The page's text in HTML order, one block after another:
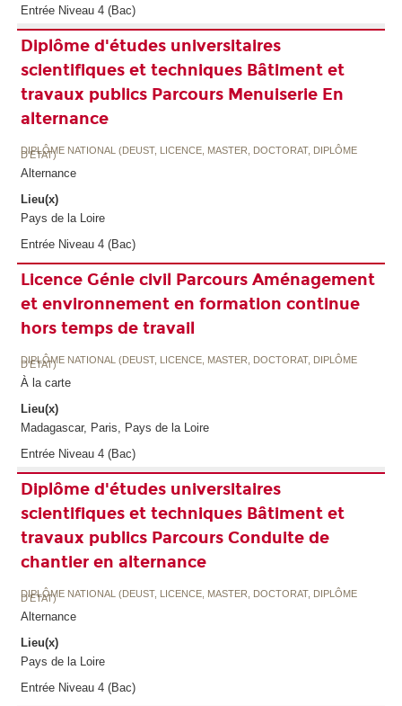
Entrée Niveau 4 (Bac)
Diplôme d'études universitaires
scientifiques et techniques Bâtiment et
travaux publics Parcours Menuiserie En
alternance
DIPLÔME NATIONAL (DEUST, LICENCE, MASTER, DOCTORAT, DIPLÔME
D'ETAT)
Alternance
Lieu(x)
Pays de la Loire
Entrée Niveau 4 (Bac)
Licence Génie civil Parcours Aménagement
et environnement en formation continue
hors temps de travail
DIPLÔME NATIONAL (DEUST, LICENCE, MASTER, DOCTORAT, DIPLÔME
D'ETAT)
À la carte
Lieu(x)
Madagascar, Paris, Pays de la Loire
Entrée Niveau 4 (Bac)
Diplôme d'études universitaires
scientifiques et techniques Bâtiment et
travaux publics Parcours Conduite de
chantier en alternance
DIPLÔME NATIONAL (DEUST, LICENCE, MASTER, DOCTORAT, DIPLÔME
D'ETAT)
Alternance
Lieu(x)
Pays de la Loire
Entrée Niveau 4 (Bac)